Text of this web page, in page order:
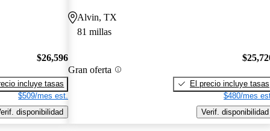
$26,596
incluye tasas
$509/mes est.
disponibilidad
Alvin, TX
81 millas
Gran oferta
El precio incluye tasas
$480/mes
Verif. disponibilidad